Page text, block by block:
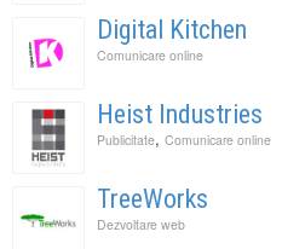
Digital Kitchen
Comunicare online
Heist Industries
Publicitate, Comunicare online
TreeWorks
Dezvoltare web